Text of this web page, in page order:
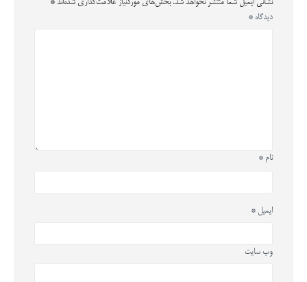
نشانی ایمیل شما منتشر نخواهد شد. بخش‌های موردنیاز علامت‌گذاری شده‌اند *
دیدگاه *
نام *
ایمیل *
وب‌ سایت